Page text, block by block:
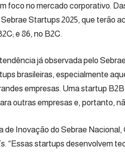
foco no mercado corporativo.
Startups 2025, que terão
e 86, no B2C.
já observada pelo
brasileiras, especialmente
empresas. Uma startup
outras empresas e, portanto,
de Inovação do Sebrae
“Essas startups desenvolvem